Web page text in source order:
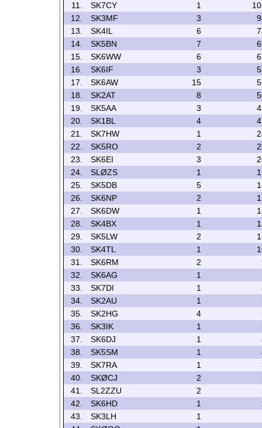
11.
SK7CY 1
12.
SK3MF 3
13.
SK4IL 6
14.
SK5BN 7
15.
SK6WW 6
16.
SK6IF 3
17.
SK6AW 15
18.
SK2AT 8
19.
SK5AA 3
20.
SK1BL 4
21.
SK7HW 1
22.
SK5RO 2
23.
SK6EI 3
24.
SLØZS 1
25.
SK5DB 5
26.
SK6NP 2
27.
SK6DW 1
28.
SK4BX 1
29.
SK5LW 2
30.
SK4TL 1
31.
SK6RM 2
32.
SK6AG
1
33.
SK7DI 1
34.
SK2AU 1
35.
SK2HG 4
36.
SK3IK 1
37.
SK6DJ 1
38.
SK5SM 1
39.
SK7RA 1
40.
SKØCJ 2
41.
SL2ZZU 2
42.
SK6HD 1
43.
SK3LH 1